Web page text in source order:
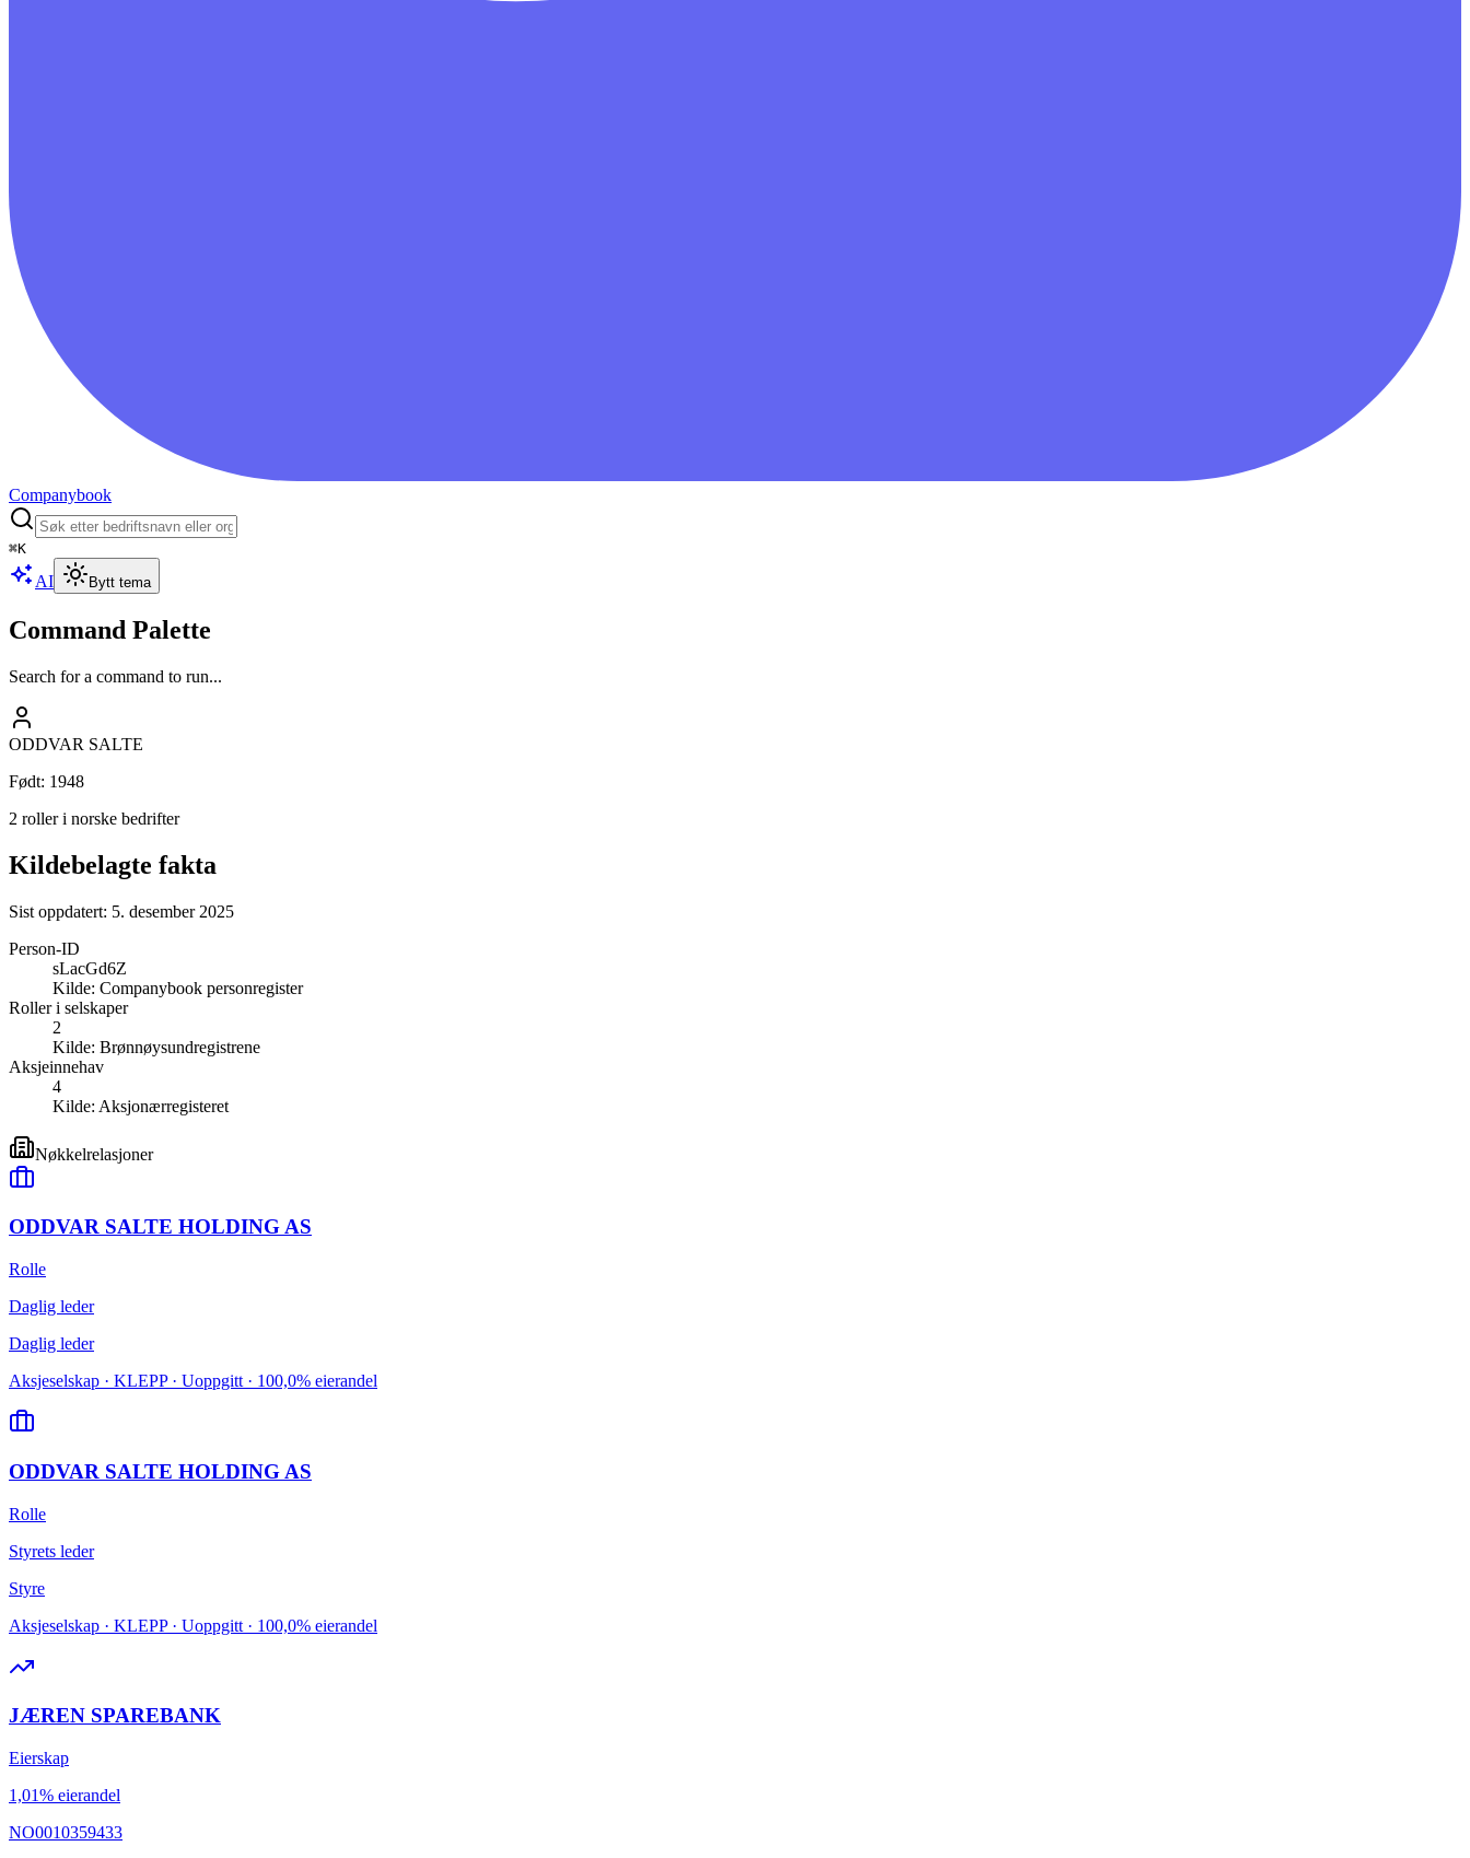
Companybook
⌘K
AI Bytt tema
Command Palette
Search for a command to run...
ODDVAR SALTE
Født: 1948
2 roller i norske bedrifter
Kildebelagte fakta
Sist oppdatert: 5. desember 2025
Person-ID
sLacGd6Z
Kilde: Companybook personregister
Roller i selskaper
2
Kilde: Brønnøysundregistrene
Aksjeinnehav
4
Kilde: Aksjonærregisteret
Nøkkelrelasjoner
ODDVAR SALTE HOLDING AS
Rolle
Daglig leder
Daglig leder
Aksjeselskap · KLEPP · Uoppgitt · 100,0% eierandel
ODDVAR SALTE HOLDING AS
Rolle
Styrets leder
Styre
Aksjeselskap · KLEPP · Uoppgitt · 100,0% eierandel
JÆREN SPAREBANK
Eierskap
1,01% eierandel
NO0010359433